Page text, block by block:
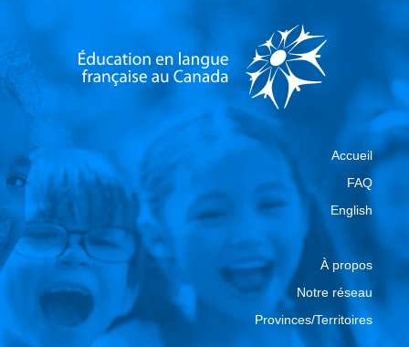
Accueil
FAQ
English
À propos
Notre réseau
Provinces/Territoires